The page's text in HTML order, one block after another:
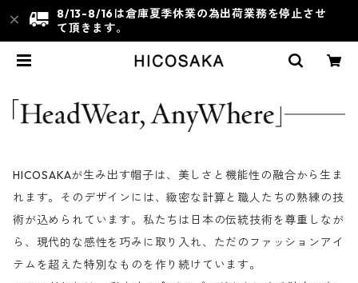
8/13-8/16は倉庫夏季休業の為出荷業務を停止させ
て頂きます。
HICOSAKAが生み出す帽子は、美しさと機能性の融合から生ま
れます。そのデザインには、緻密な計算と職人たちの熟練の技
術が込められています。私たちは日本の伝統技術を尊重しなが
ら、現代的な感性を巧みに取り入れ、ただのファッションアイ
テムを超えた特別なものを作り続けています。